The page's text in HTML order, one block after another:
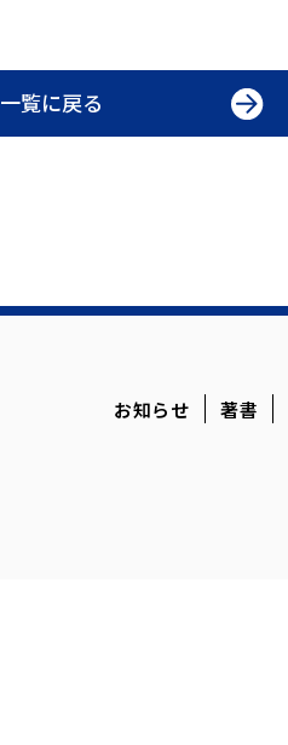
一覧に戻る
お知らせ 著書